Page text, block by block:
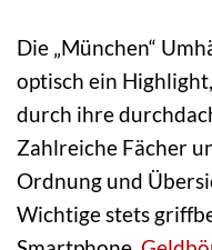
Die „München“
optisch ein
durch ihre
Zahlreiche Fächer
Ordnung und
Wichtige stets